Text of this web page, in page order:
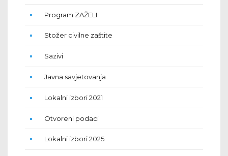
Program ZAŽELI
Stožer civilne zaštite
Sazivi
Javna savjetovanja
Lokalni izbori 2021
Otvoreni podaci
Lokalni izbori 2025